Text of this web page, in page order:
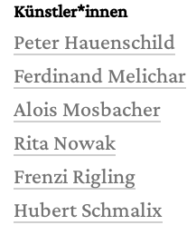
Künstler*innen
Peter Hauenschild
Ferdinand Melichar
Alois Mosbacher
Rita Nowak
Frenzi Rigling
Hubert Schmalix